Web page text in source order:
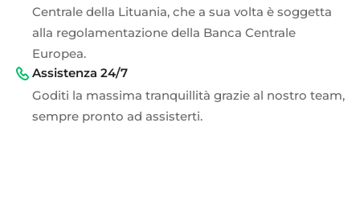
Centrale della Lituania, che a sua volta è soggetta
alla regolamentazione della Banca Centrale
Europea.
Assistenza 24/7
Goditi la massima tranquillità grazie al nostro team,
sempre pronto ad assisterti.